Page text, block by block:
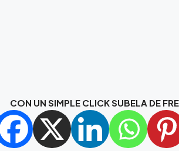
CON UN SIMPLE CLICK SUBELA DE